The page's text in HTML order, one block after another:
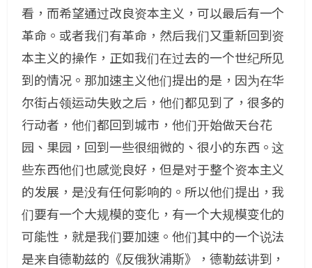
看，而希望通过改良资本主义，可以最后有一个
革命。或者我们有革命，然后我们又重新回到资
本主义的操作，正如我们在过去的一个世纪所见
到的情况。那加速主义他们提出的是，因为在华
尔街占领运动失败之后，他们都见到了，很多的
行动者，他们都回到城市，他们开始做天台花
园、果园，回到一些很细微的、很小的东西。这
些东西他们也感觉良好，但是对于整个资本主义
的发展，是没有任何影响的。所以他们提出，我
们要有一个大规模的变化，有一个大规模变化的
可能性，就是我们要加速。他们其中的一个说法
是来自德勒兹的《反俄狄浦斯》，德勒兹讲到，